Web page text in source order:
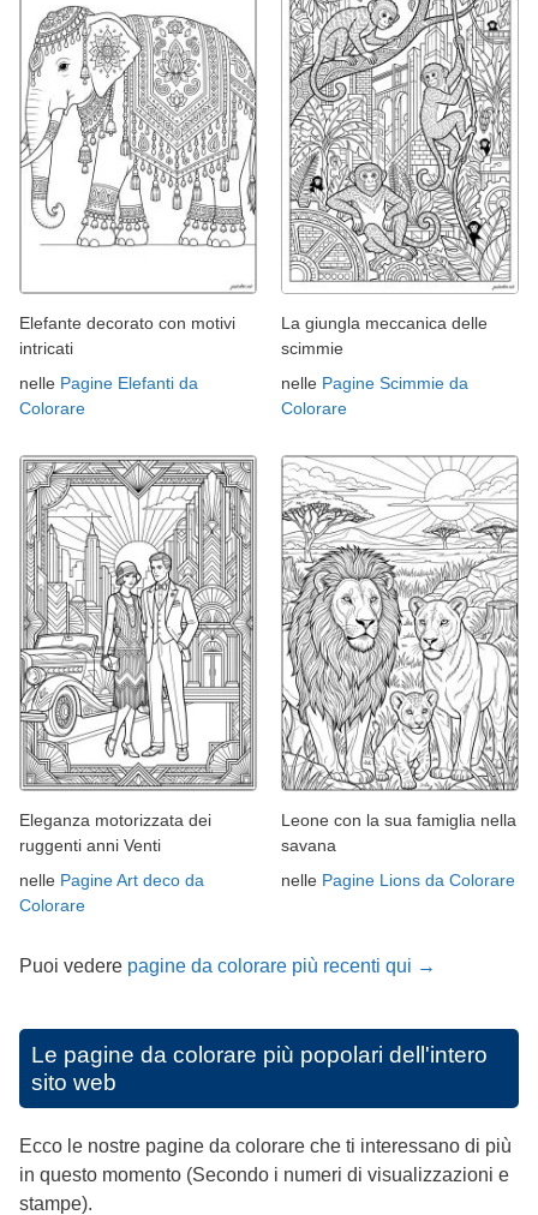
Elefante decorato con motivi
intricati
nelle Pagine Elefanti da
Colorare
La giungla meccanica delle
scimmie
nelle Pagine Scimmie da
Colorare
Eleganza motorizzata dei
ruggenti anni Venti
nelle Pagine Art deco da
Colorare
Leone con la sua famiglia nella
savana
nelle Pagine Lions da Colorare
Puoi vedere pagine da colorare più recenti qui →
Le pagine da colorare più popolari dell'intero
sito web
Ecco le nostre pagine da colorare che ti interessano di più
in questo momento (Secondo i numeri di visualizzazioni e
stampe).